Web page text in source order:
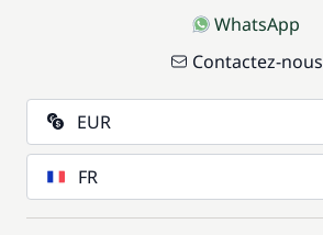
WhatsApp
Contactez-nous
EUR
FR